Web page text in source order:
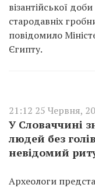
візантійської
стародавніх
повідомило
Єгипту.
21:12 25 Червня,
У Словаччині
людей без
невідомий
Археологи